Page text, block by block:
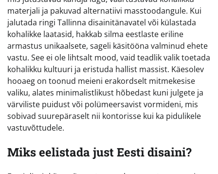
materjali ja pakuvad alternatiivi masstoodangule. Kui
jalutada ringi Tallinna disainitänavatel või külastada
kohalikke laatasid, hakkab silma eestlaste eriline
armastus unikaalsete, sageli käsitööna valminud ehete
vastu. See ei ole lihtsalt mood, vaid teadlik valik toetada
kohalikku kultuuri ja eristuda hallist massist. Käesolev
hooaeg on toonud meieni erakordselt mitmekesise
valiku, alates minimalistlikust hõbedast kuni julgete ja
värviliste puidust või polümeersavist vormideni, mis
sobivad suurepäraselt nii kontorisse kui ka pidulikele
vastuvõttudele.
Miks eelistada just Eesti disaini?